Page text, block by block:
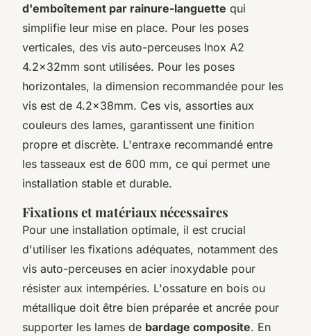
d'emboîtement par rainure-languette qui
simplifie leur mise en place. Pour les poses
verticales, des vis auto-perceuses Inox A2
4.2x32mm sont utilisées. Pour les poses
horizontales, la dimension recommandée pour les
vis est de 4.2x38mm. Ces vis, assorties aux
couleurs des lames, garantissent une finition
propre et discrète. L'entraxe recommandé entre
les tasseaux est de 600 mm, ce qui permet une
installation stable et durable.
Fixations et matériaux nécessaires
Pour une installation optimale, il est crucial
d'utiliser les fixations adéquates, notamment des
vis auto-perceuses en acier inoxydable pour
résister aux intempéries. L'ossature en bois ou
métallique doit être bien préparée et ancrée pour
supporter les lames de bardage composite. En